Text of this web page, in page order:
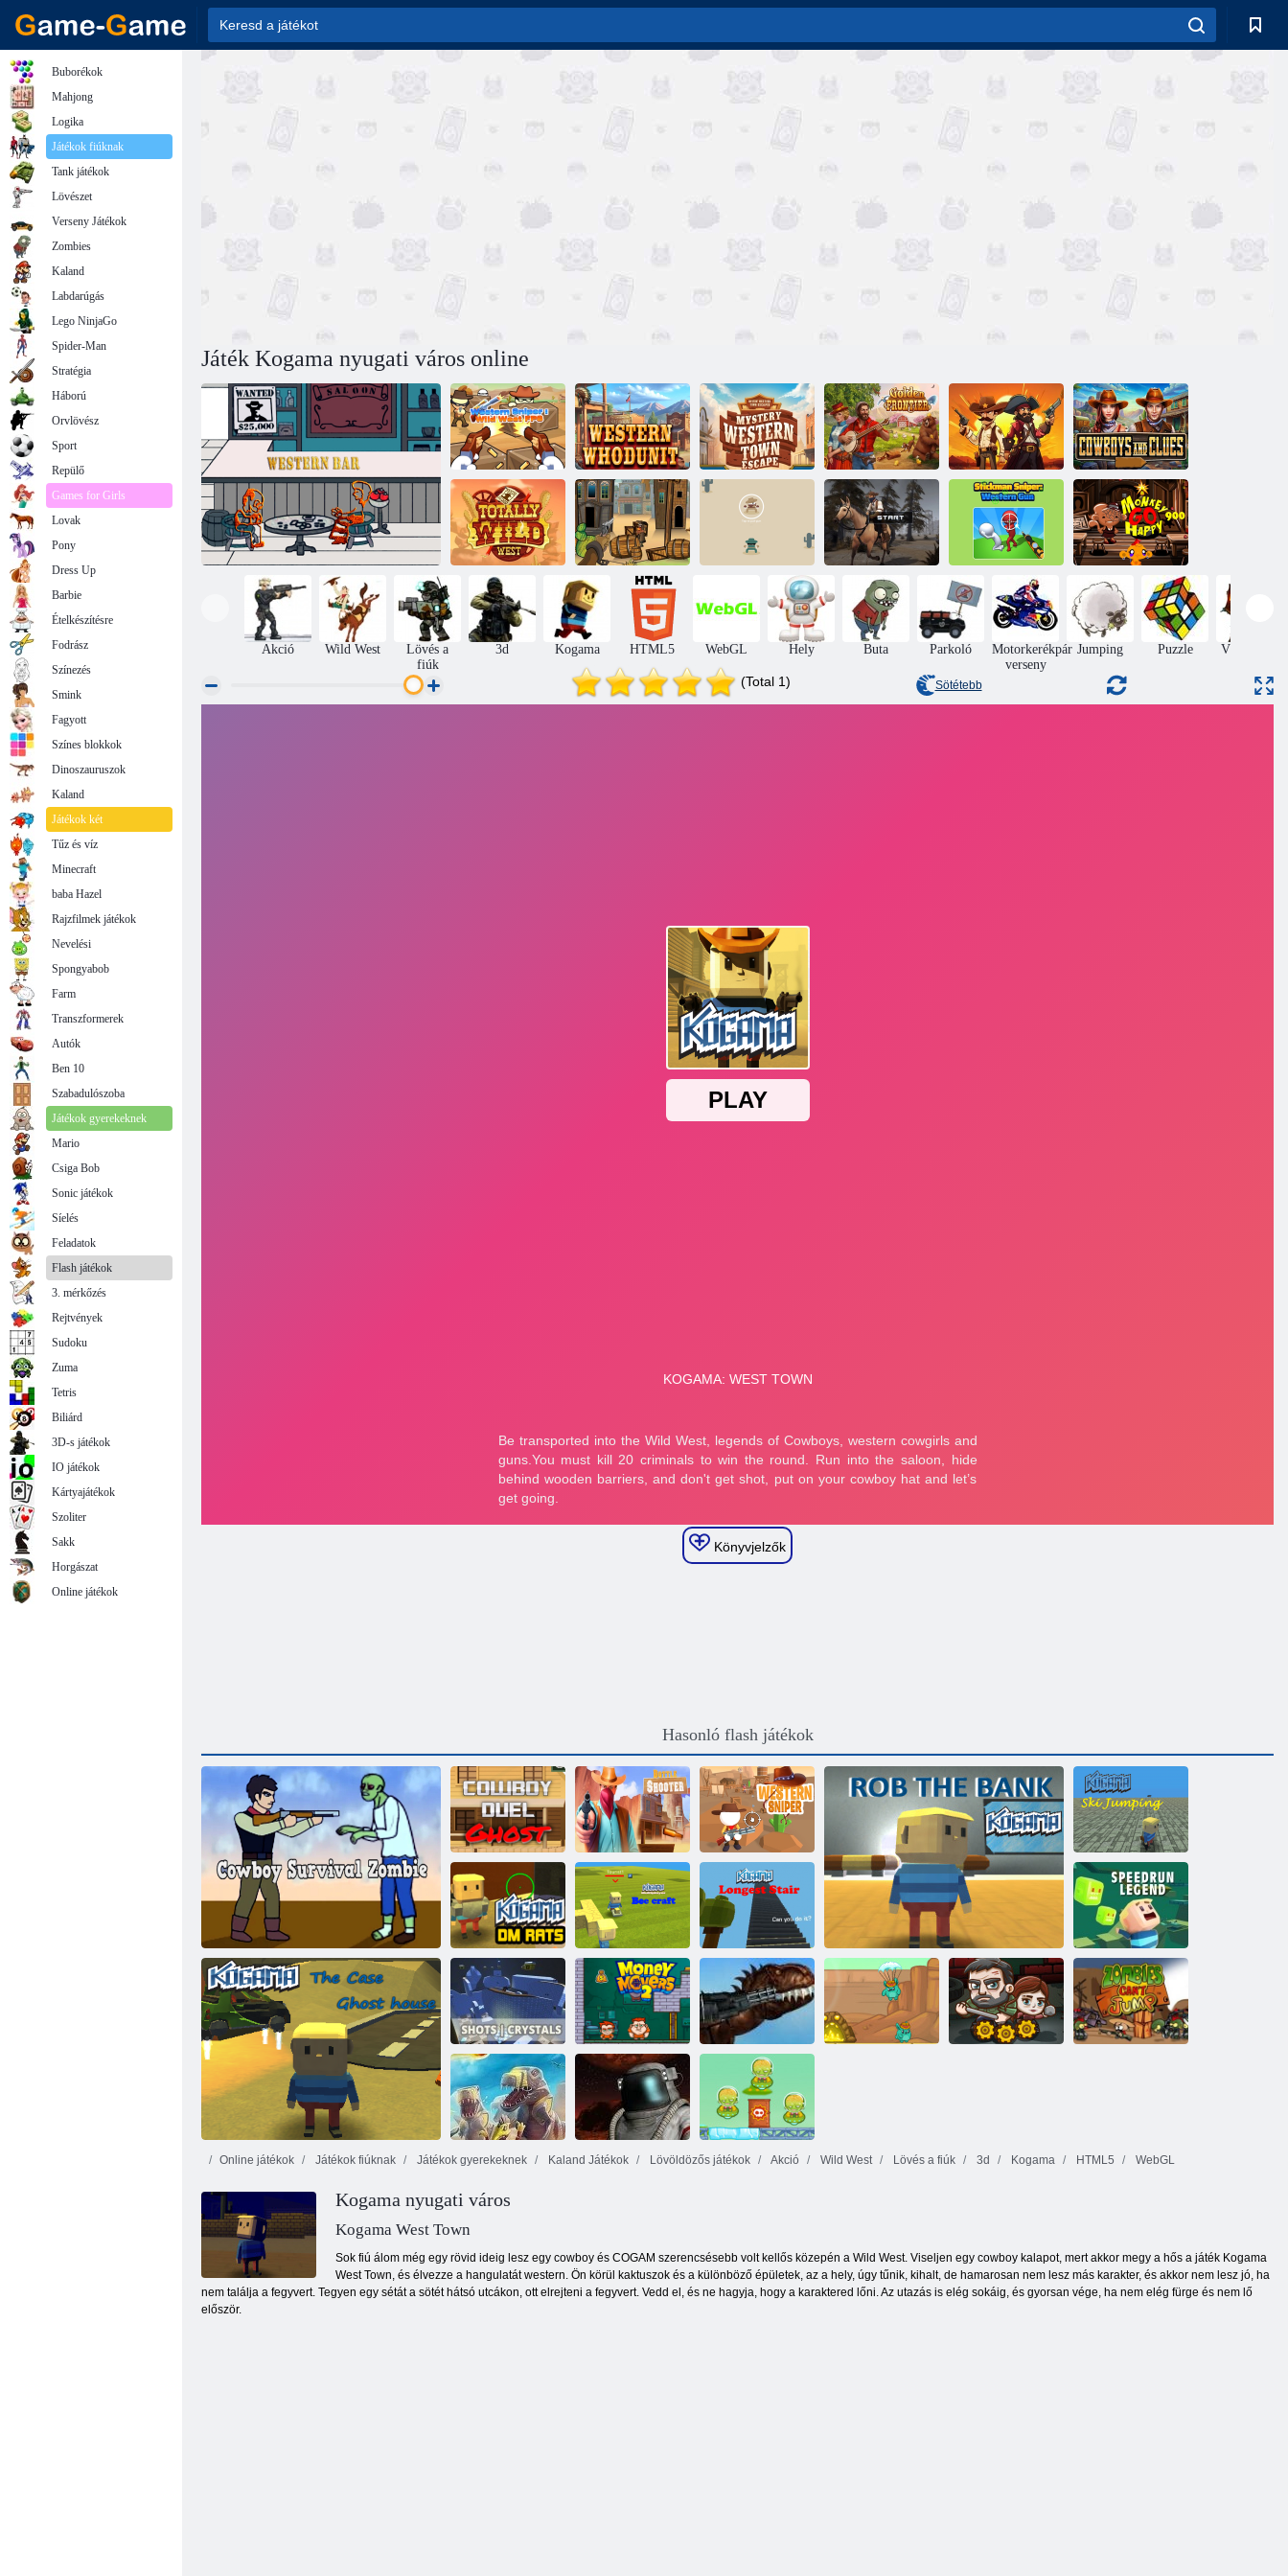
Játék Kogama nyugati város online
Western Sniper:
Wild West FPS
Nyugati
Whodunit
Rejtély nyugati
város menekülés
Arany határ
Western
Shooter: Battle
Gun Duel
Cowboyok és
nyomok
Teljesen
vadnyugat
Nyugati
fegyverharc
Nyugati
vadvadász
Stickman
Sniper: Western
Majom go
Happy Stage
Akció Wild West
Lövés a
fiúk
3d Kogama HTML5 WebGL Hely Buta Parkoló
Motorkerékpár
verseny
Jumping Puzzle
Védelme a
(Total 1) Sötétebb
Könyvjelzők
Hasonló flash játékok
Cowboy túlélési zombi
Cowboy párbaj
szellem
Palacklövő
Nyugati
orvlövész
Kogama:
Síugrás
Kogama: DM
patkányok
Kogama:
méhészet
Kogama:
Leghosszabb
lépcső
Kogama
Speedrun
legenda
Kogama
felvételek
Pénzszerelők 2 Mexikó Rex
D-Day: Rush -
Tower Defense
Online játékok Játékok fiúknak Játékok gyerekeknek Kaland Játékok Lövöldözős játékok Akció Wild West Lövés a fiúk 3d Kogama HTML5 WebGL
Kogama nyugati város
Kogama West Town
Sok fiú álom még egy rövid ideig lesz egy cowboy és COGAM szerencsésebb volt kellős közepén a Wild West. Viseljen egy cowboy kalapot, mert akkor megy a hős a játék Kogama
West Town, és élvezze a hangulatát western. Ön körül kaktuszok és a különböző épületek, az a hely, úgy tűnik, kihalt, de hamarosan nem lesz más karakter, és akkor nem lesz jó, ha
nem találja a fegyvert. Tegyen egy sétát a sötét hátsó utcákon, ott elrejteni a fegyvert. Vedd el, és ne hagyja, hogy a karaktered lőni. Az utazás is elég sokáig, és gyorsan vége, ha nem elég fürge és nem lő
először.
Buborékok
Mahjong
Logika
Játékok fiúknak
Tank játékok
Lövészet
Verseny Játékok
Zombies
Kaland
Labdarúgás
Lego NinjaGo
Spider-Man
Stratégia
Háború
Orvlövész
Sport
Repülő
Games for Girls
Lovak
Pony
Dress Up
Barbie
Ételkészítésre
Fodrász
Színezés
Smink
Fagyott
Színes blokkok
Dinoszauruszok
Kaland
Játékok két
Tűz és víz
Minecraft
baba Hazel
Rajzfilmek játékok
Nevelési
Spongyabob
Farm
Transzformerek
Autók
Ben 10
Szabadulószoba
Játékok gyerekeknek
Mario
Csiga Bob
Sonic játékok
Síelés
Feladatok
Flash játékok
3. mérkőzés
Rejtvények
Sudoku
Zuma
Tetris
Biliárd
3D-s játékok
IO játékok
Kártyajátékok
Szoliter
Sakk
Horgászat
Online játékok